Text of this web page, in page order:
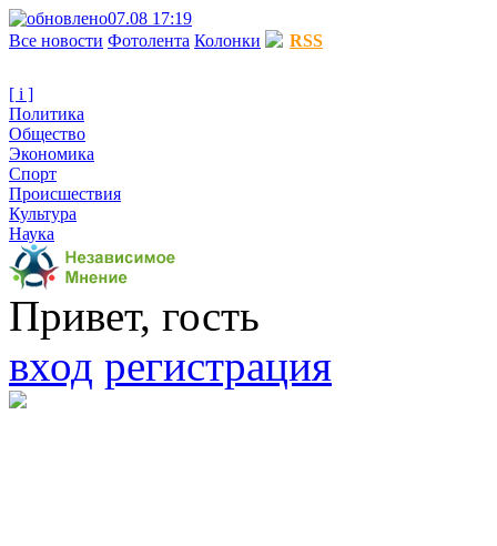
07.08 17:19
Все новости Фотолента Колонки RSS
[ i ]
Политика
Общество
Экономика
Спорт
Происшествия
Культура
Наука
Привет, гость
вход регистрация